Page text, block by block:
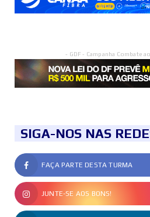
- GDF - Campanha Combate
SIGA-NOS NAS
FAÇA PARTE DESTA TURMA
JUNTE-SE AOS BONS!